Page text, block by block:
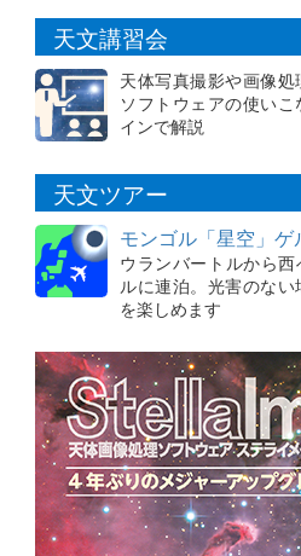
天文講習会
天体写真撮影や画像
ソフトウェアの使い
インで解説
天文ツアー
モンゴル「星空」
ウランバートルから
ルに連泊。光害のな
を楽しめます